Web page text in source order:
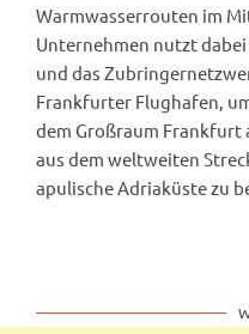
Warmwasserrouten im
Unternehmen nutzt
und das
Frankfurter Flughafen,
dem Großraum Frankfurt
aus dem weltweiten
apulische Adriaküste zu